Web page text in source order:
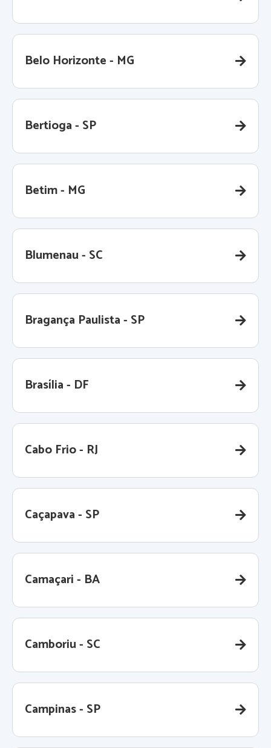
Belo Horizonte - MG
Bertioga - SP
Betim - MG
Blumenau - SC
Bragança Paulista - SP
Brasília - DF
Cabo Frio - RJ
Caçapava - SP
Camaçari - BA
Camboriu - SC
Campinas - SP